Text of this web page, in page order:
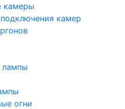
камеры
камер
лампы
огни